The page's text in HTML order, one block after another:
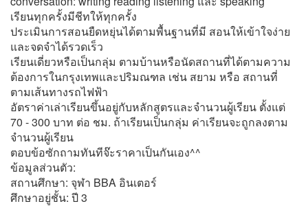
เรียนทุกครั้งมีชีทให้ทุกครั้ง
ประเมินการสอนยืดหยุ่นได้ตามพื้นฐานที่มี สอนให้เข้าใจง่าย
และจดจำได้รวดเร็ว
เรียนเดี่ยวหรือเป็นกลุ่ม ตามบ้านหรือนัดสถานที่ได้ตามความ
ต้องการในกรุงเทพและปริมณฑล เช่น สยาม หรือ สถานที่
ตามเส้นทางรถไฟฟ้า
อัตราค่าเล่าเรียนขึ้นอยู่กับหลักสูตรและจำนวนผู้เรียน ตั้งแต่
70 - 300 บาท ต่อ ชม. ถ้าเรียนเป็นกลุ่ม ค่าเรียนจะถูกลงตาม
จำนวนผู้เรียน
ตอบข้อซักถามทันทีจ๊ะราคาเป็นกันเอง^^
ข้อมูลส่วนตัว:
สถานศึกษา: จุฬา BBA อินเตอร์
ศึกษาอยู่ชั้น: ปี 3